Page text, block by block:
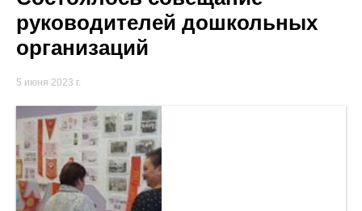
руководителей дошкольных
организаций
5 июня 2023 г.